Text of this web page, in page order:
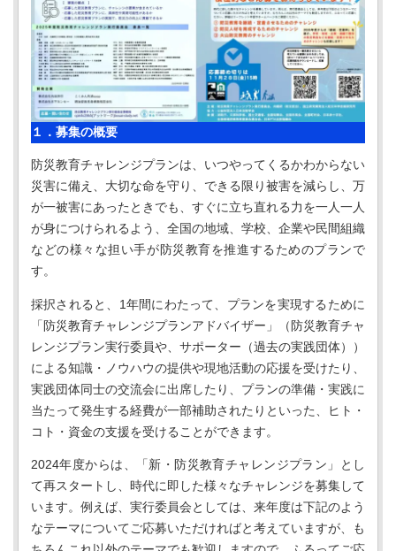
１．募集の概要
防災教育チャレンジプランは、いつやってくるかわからない
災害に備え、大切な命を守り、できる限り被害を減らし、万
が一被害にあったときでも、すぐに立ち直れる力を一人一人
が身につけられるよう、全国の地域、学校、企業や民間組織
などの様々な担い手が防災教育を推進するためのプランで
す。
採択されると、1年間にわたって、プランを実現するために
「防災教育チャレンジプランアドバイザー」（防災教育チャ
レンジプラン実行委員や、サポーター（過去の実践団体））
による知識・ノウハウの提供や現地活動の応援を受けたり、
実践団体同士の交流会に出席したり、プランの準備・実践に
当たって発生する経費が一部補助されたりといった、ヒト・
コト・資金の支援を受けることができます。
2024年度からは、「新・防災教育チャレンジプラン」とし
て再スタートし、時代に即した様々なチャレンジを募集して
います。例えば、実行委員会としては、来年度は下記のよう
なテーマについてご応募いただければと考えていますが、も